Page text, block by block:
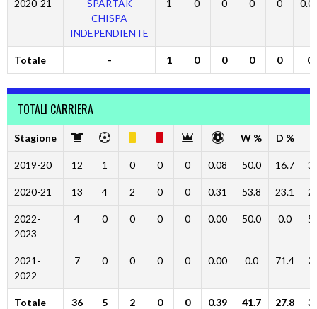
2020-21
SPARTAK
CHISPA
INDEPENDIENTE
1 0 0 0 0
Totale - 1 0 0 0 0 0
TOTALI CARRIERA
Stagione W % D %
2019-20 12 1 0 0 0 0.08 50.0 16.7
2020-21 13 4 2 0 0 0.31 53.8 23.1
2022-
2023
4 0 0 0 0 0.00 50.0 0.0
2021-
2022
7 0 0 0 0 0.00 0.0 71.4
Totale 36 5 2 0 0 0.39 41.7 27.8